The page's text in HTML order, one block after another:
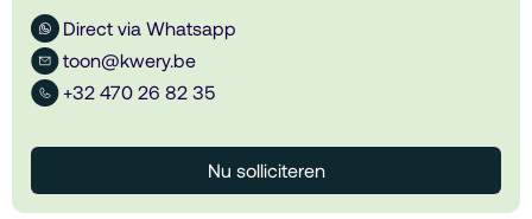
Direct via Whatsapp
toon@kwery.be
+32 470 26 82 35
Nu solliciteren